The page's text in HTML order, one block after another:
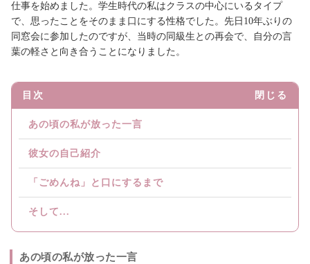
仕事を始めました。学生時代の私はクラスの中心にいるタイプ
で、思ったことをそのまま口にする性格でした。先日10年ぶりの
同窓会に参加したのですが、当時の同級生との再会で、自分の言
葉の軽さと向き合うことになりました。
目次 閉じる
あの頃の私が放った一言
彼女の自己紹介
「ごめんね」と口にするまで
そして...
あの頃の私が放った一言